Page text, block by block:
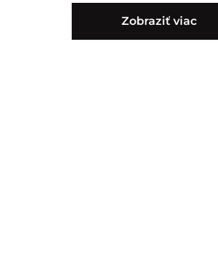
Zobraziť viac